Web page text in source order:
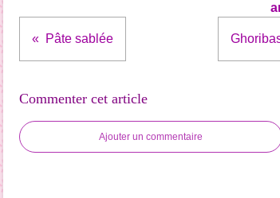
Pâte sablée
Commenter cet article
Ajouter un commentaire